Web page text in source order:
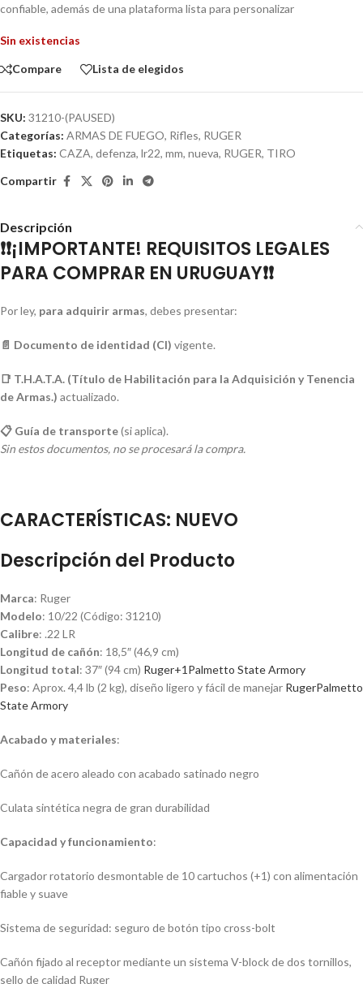
confiable, además de una plataforma lista para personalizar
Sin existencias
Compare Lista de elegidos
SKU: 31210-(PAUSED)
Categorías: ARMAS DE FUEGO, Rifles, RUGER
Etiquetas: CAZA, defenza, lr22, mm, nueva, RUGER, TIRO
Compartir
Descripción
❗❗¡IMPORTANTE! REQUISITOS LEGALES
PARA COMPRAR EN URUGUAY❗❗
Por ley, para adquirir armas, debes presentar:
📄 Documento de identidad (CI) vigente.
📑 T.H.A.T.A. (Título de Habilitación para la Adquisición y Tenencia
de Armas.) actualizado.
📋 Guía de transporte(si aplica).
Sin estos documentos, no se procesará la compra.
CARACTERÍSTICAS: NUEVO
Descripción del Producto
Marca: Ruger
Modelo: 10/22 (Código: 31210)
Calibre: .22 LR
Longitud de cañón: 18,5″ (46,9 cm)
Longitud total: 37″ (94 cm) Ruger+1 Palmetto State Armory
Peso: Aprox. 4,4 lb (2 kg), diseño ligero y fácil de manejar RugerPalmetto
State Armory
Acabado y materiales:
Cañón de acero aleado con acabado satinado negro
Culata sintética negra de gran durabilidad
Capacidad y funcionamiento:
Cargador rotatorio desmontable de 10 cartuchos (+1) con alimentación
fiable y suave
Sistema de seguridad: seguro de botón tipo cross-bolt
Cañón fijado al receptor mediante un sistema V-block de dos tornillos,
sello de calidad Ruger